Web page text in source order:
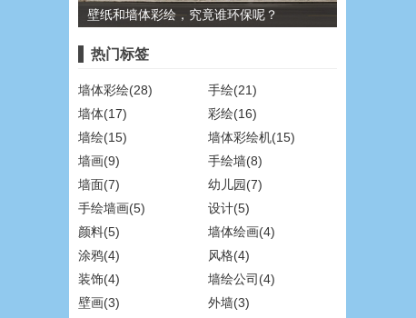
壁纸和墙体彩绘，究竟谁环保呢？
热门标签
墙体彩绘(28)
手绘(21)
墙体(17)
彩绘(16)
墙绘(15)
墙体彩绘机(15)
墙画(9)
手绘墙(8)
墙面(7)
幼儿园(7)
手绘墙画(5)
设计(5)
颜料(5)
墙体绘画(4)
涂鸦(4)
风格(4)
装饰(4)
墙绘公司(4)
壁画(3)
外墙(3)